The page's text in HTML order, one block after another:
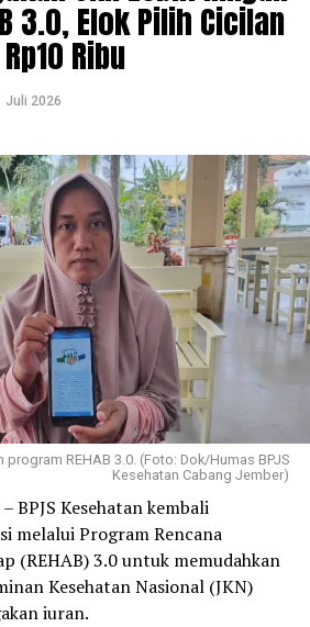
3.0, Elok Pilih Cicilan
Ribu
Juli 2026
program REHAB 3.0. (Foto: Dok/Humas BPJS
Kesehatan Cabang Jember)
– BPJS Kesehatan kembali
melalui Program Rencana
(REHAB) 3.0 untuk memudahkan
Kesehatan Nasional (JKN)
iuran.